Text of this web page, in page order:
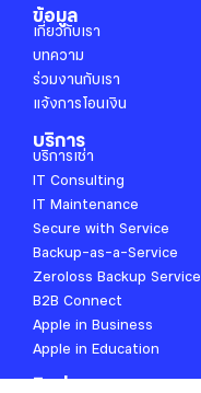
ข้อมูล
เกี่ยวกับเรา
บทความ
ร่วมงานกับเรา
แจ้งการโอนเงิน
บริการ
บริการเช่า
IT Consulting
IT Maintenance
Secure with Service
Backup-as-a-Service
Zeroloss Backup Service
B2B Connect
Apple in Business
Apple in Education
ติดต่อเรา